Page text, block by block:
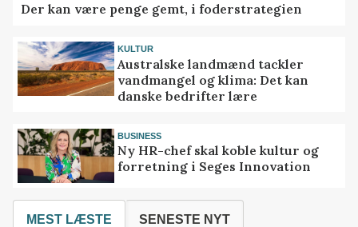
Der kan være penge gemt, i foderstrategien
KULTUR
Australske landmænd tackler
vandmangel og klima: Det kan
danske bedrifter lære
BUSINESS
Ny HR-chef skal koble kultur og
forretning i Seges Innovation
MEST LÆSTE SENESTE NYT